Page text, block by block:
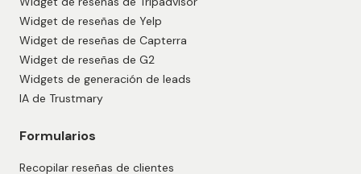
Widget de reseñas de Yelp
Widget de reseñas de Capterra
Widget de reseñas de G2
Widgets de generación de leads
IA de Trustmary
Formularios
Recopilar reseñas de clientes